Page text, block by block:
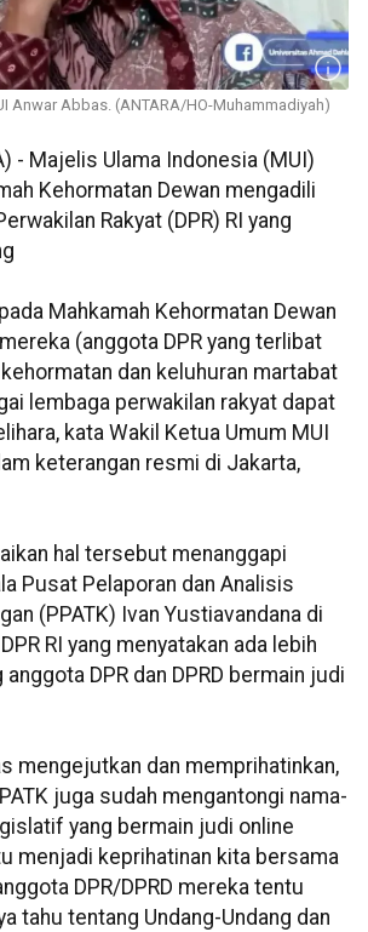
Anwar Abbas. (ANTARA/HO-Muhammadiyah)
- Majelis Ulama Indonesia (MUI)
Kehormatan Dewan mengadili
Rakyat (DPR) RI yang
Mahkamah Kehormatan Dewan
(anggota DPR yang terlibat
dan keluhuran martabat
lembaga perwakilan rakyat dapat
kata Wakil Ketua Umum MUI
keterangan resmi di Jakarta,
hal tersebut menanggapi
Pusat Pelaporan dan Analisis
(PPATK) Ivan Yustiavandana di
RI yang menyatakan ada lebih
DPR dan DPRD bermain judi
mengejutkan dan memprihatinkan,
juga sudah mengantongi nama-
yang bermain judi online
menjadi keprihatinan kita bersama
DPR/DPRD mereka tentu
tahu tentang Undang-Undang dan